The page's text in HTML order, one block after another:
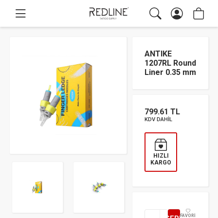
ANTIKE
1207RL Round
Liner 0.35 mm
799.61 TL
KDV DAHİL
HIZLI
KARGO
FAVORİ